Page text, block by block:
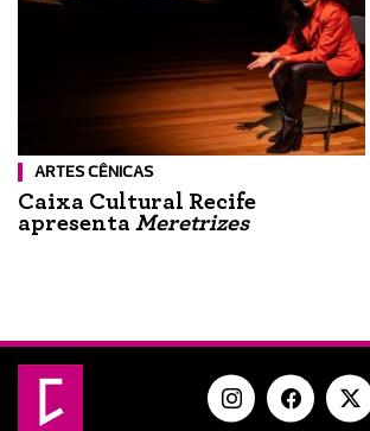
ARTES CÊNICAS
Caixa Cultural Recife
apresenta Meretrizes